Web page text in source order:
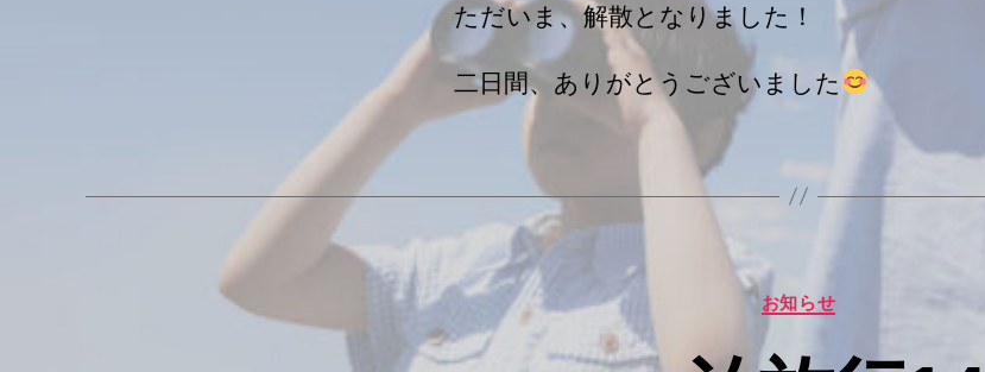
ただいま、解散となりました！
二日間、ありがとうございました
カ
テ
お知らせ